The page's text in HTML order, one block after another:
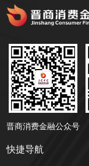
晋商消费金融公众号
快捷导航